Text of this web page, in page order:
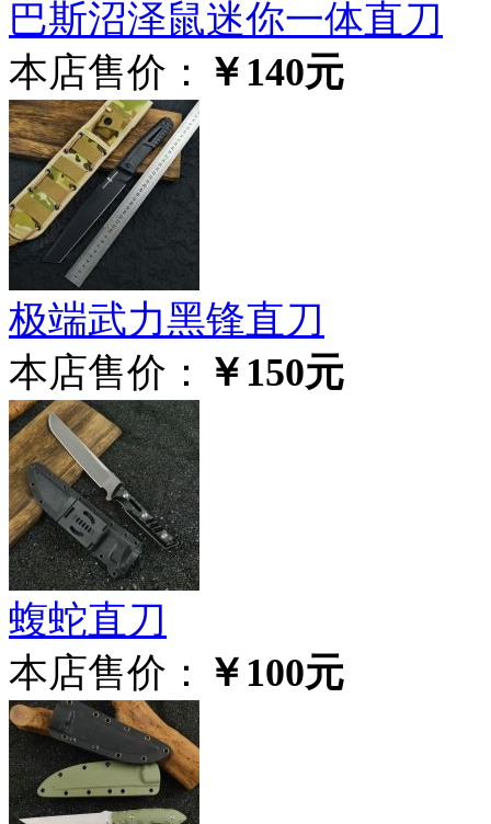
巴斯沼泽鼠迷你一体直刀
本店售价： ￥140元
极‮武端‬力黑锋直刀
本店售价： ￥150元
蝮蛇直刀
本店售价： ￥100元